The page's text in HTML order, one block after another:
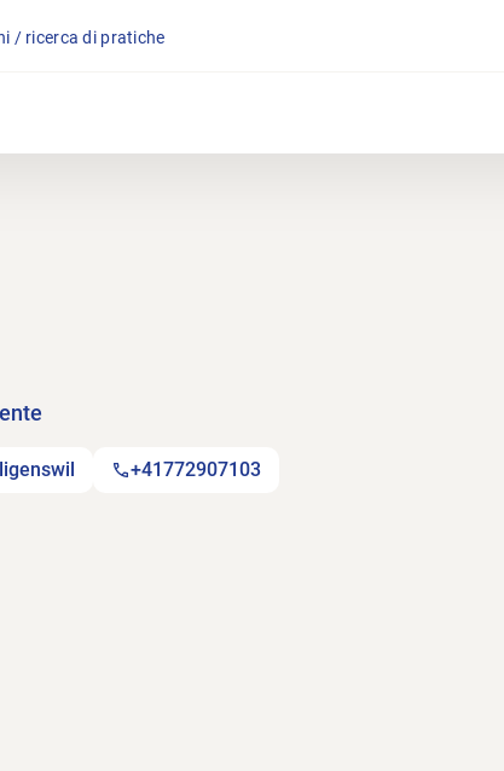
/ ricerca di pratiche
+41772907103